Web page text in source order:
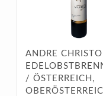
ANDRE
/ ÖSTERREICH,